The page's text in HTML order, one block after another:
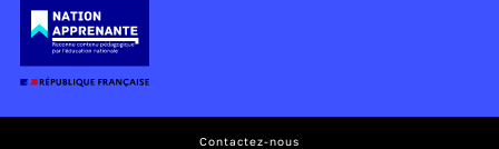
Contactez-nous